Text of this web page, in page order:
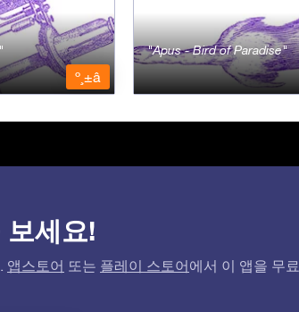
º¸±â
Apus - Bird of Paradise
세요!
앱스토어 또는 플레이 스토어에서 이 앱을 무료